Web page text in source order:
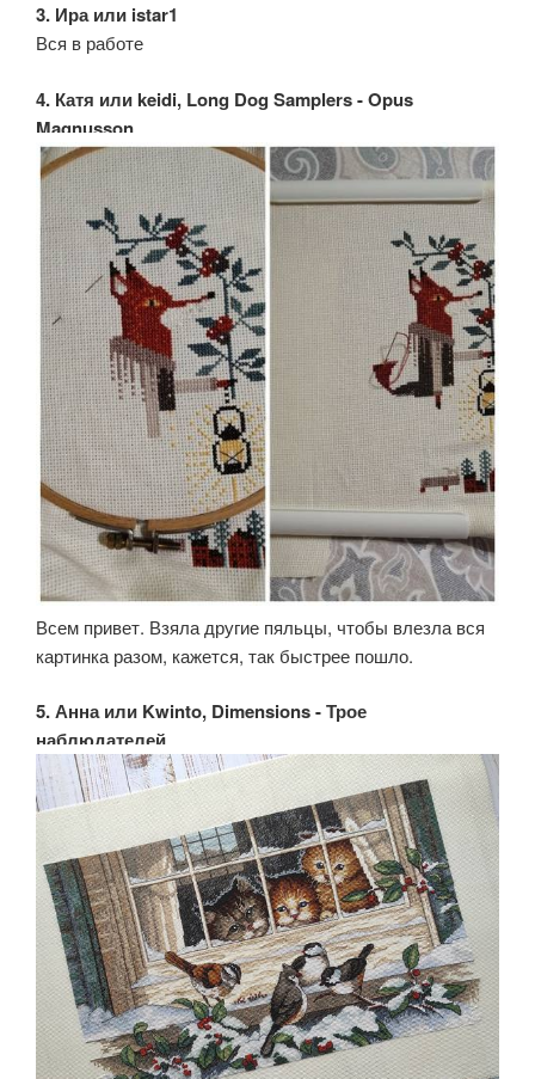
3. Ира или istar1
Вся в работе
4. Катя или keidi, Long Dog Samplers - Opus
Magnusson
Всем привет. Взяла другие пяльцы, чтобы влезла вся
картинка разом, кажется, так быстрее пошло.
5. Анна или Kwinto, Dimensions - Трое
наблюдателей